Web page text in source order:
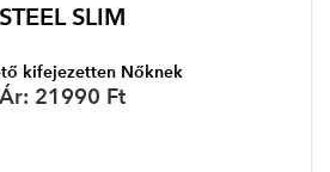
STEEL SLIM
kifejezetten Nőknek
Ár: 21990 Ft